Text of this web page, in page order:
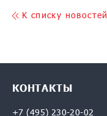
K списку новостей
КОНТАКТЫ
+7 (495) 230-20-02